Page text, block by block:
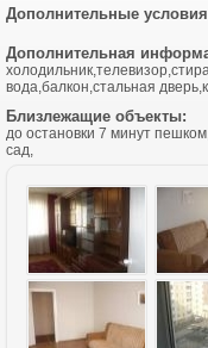
Дополнительные
Дополнительная
вода,балкон,стальная
Близлежащие объекты:
до остановки 7 минут
сад,